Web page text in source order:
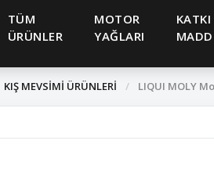
TÜM
ÜRÜNLER
MOTOR
YAĞLARI
KATKI
KIŞ MEVSİMİ ÜRÜNLERİ / LIQUI MOLY